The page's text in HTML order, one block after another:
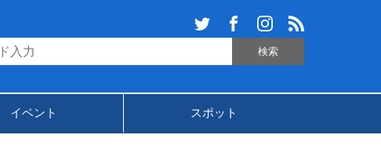
イベント スポット